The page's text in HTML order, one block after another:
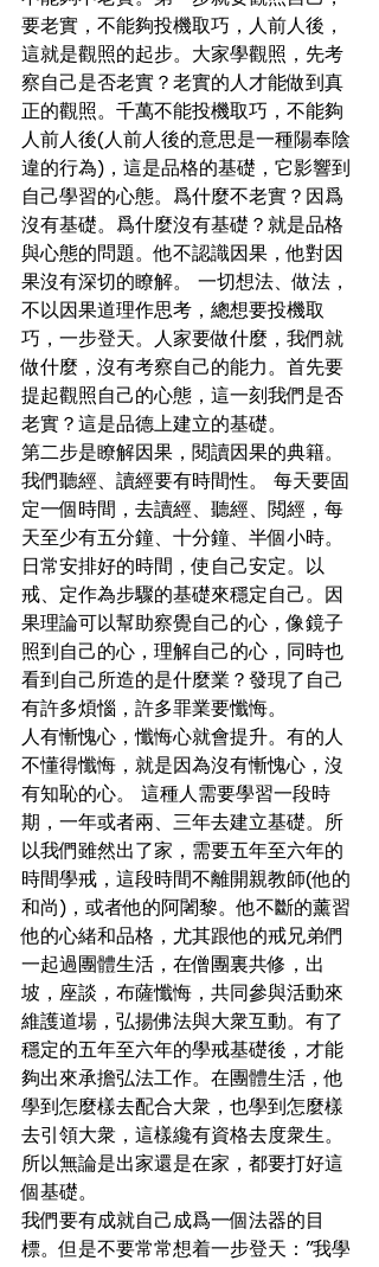
要老實，不能夠投機取巧，人前人後，
這就是觀照的起步。大家學觀照，先考
察自己是否老實？老實的人才能做到真
正的觀照。千萬不能投機取巧，不能夠
人前人後(人前人後的意思是一種陽奉陰
違的行為)，這是品格的基礎，它影響到
自己學習的心態。爲什麼不老實？因爲
沒有基礎。爲什麼沒有基礎？就是品格
與心態的問題。他不認識因果，他對因
果沒有深切的瞭解。 一切想法、做法，
不以因果道理作思考，總想要投機取
巧，一步登天。人家要做什麼，我們就
做什麼，沒有考察自己的能力。首先要
提起觀照自己的心態，這一刻我們是否
老實？這是品德上建立的基礎。
第二步是瞭解因果，閱讀因果的典籍。
我們聽經、讀經要有時間性。 每天要固
定一個時間，去讀經、聽經、閲經，每
天至少有五分鐘、十分鐘、半個小時。
日常安排好的時間，使自己安定。以
戒、定作為步驟的基礎來穩定自己。因
果理論可以幫助察覺自己的心，像鏡子
照到自己的心，理解自己的心，同時也
看到自己所造的是什麼業？發現了自己
有許多煩惱，許多罪業要懺悔。
人有慚愧心，懺悔心就會提升。有的人
不懂得懺悔，就是因為沒有慚愧心，沒
有知恥的心。 這種人需要學習一段時
期，一年或者兩、三年去建立基礎。所
以我們雖然出了家，需要五年至六年的
時間學戒，這段時間不離開親教師(他的
和尚)，或者他的阿闍黎。他不斷的薰習
他的心緒和品格，尤其跟他的戒兄弟們
一起過團體生活，在僧團裏共修，出
坡，座談，布薩懺悔，共同參與活動來
維護道場，弘揚佛法與大衆互動。有了
穩定的五年至六年的學戒基礎後，才能
夠出來承擔弘法工作。在團體生活，他
學到怎麼樣去配合大衆，也學到怎麼樣
去引領大衆，這樣纔有資格去度衆生。
所以無論是出家還是在家，都要打好這
個基礎。
我們要有成就自己成爲一個法器的目
標。但是不要常常想着一步登天：”我學